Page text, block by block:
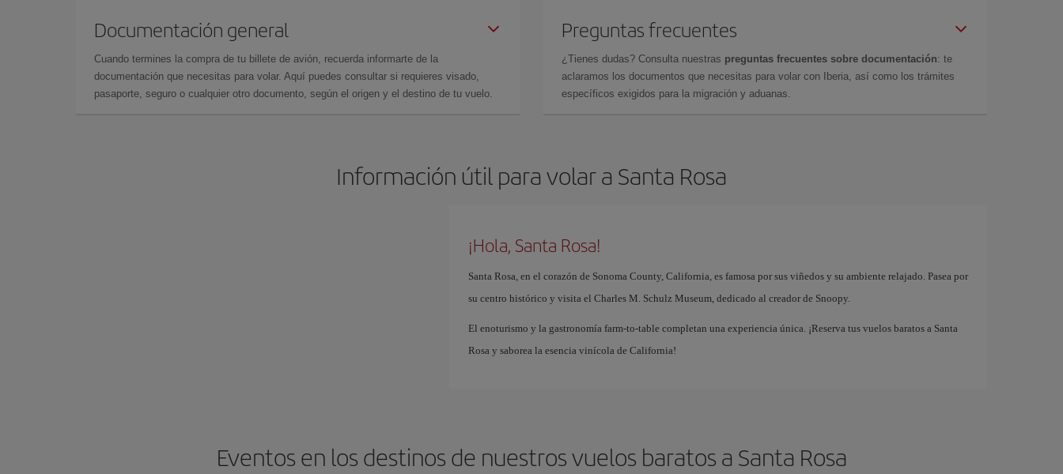
Documentación general
Cuando termines la compra de tu billete de avión, recuerda informarte de la
documentación que necesitas para volar. Aquí puedes consultar si requieres visado,
pasaporte, seguro o cualquier otro documento, según el origen y el destino de tu vuelo.
Preguntas frecuentes
¿Tienes dudas? Consulta nuestras preguntas frecuentes sobre documentación: te
aclaramos los documentos que necesitas para volar con Iberia, así como los trámites
específicos exigidos para la migración y aduanas.
Información útil para volar a Santa Rosa
¡Hola, Santa Rosa!
Santa Rosa, en el corazón de Sonoma County, California, es famosa por sus viñedos y su ambiente relajado. Pasea por
su centro histórico y visita el Charles M. Schulz Museum, dedicado al creador de Snoopy.
El enoturismo y la gastronomía farm-to-table completan una experiencia única. ¡Reserva tus vuelos baratos a Santa
Rosa y saborea la esencia vinícola de California!
Eventos en los destinos de nuestros vuelos baratos a Santa Rosa